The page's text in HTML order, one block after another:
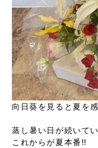
向日葵を見ると夏を
蒸し暑い日が続いてい
これからが夏本番‼︎